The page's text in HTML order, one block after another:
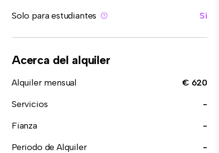
Solo para estudiantes
Sí
Acerca del alquiler
Alquiler mensual
€ 620
Servicios
-
Fianza
-
Periodo de Alquiler
-